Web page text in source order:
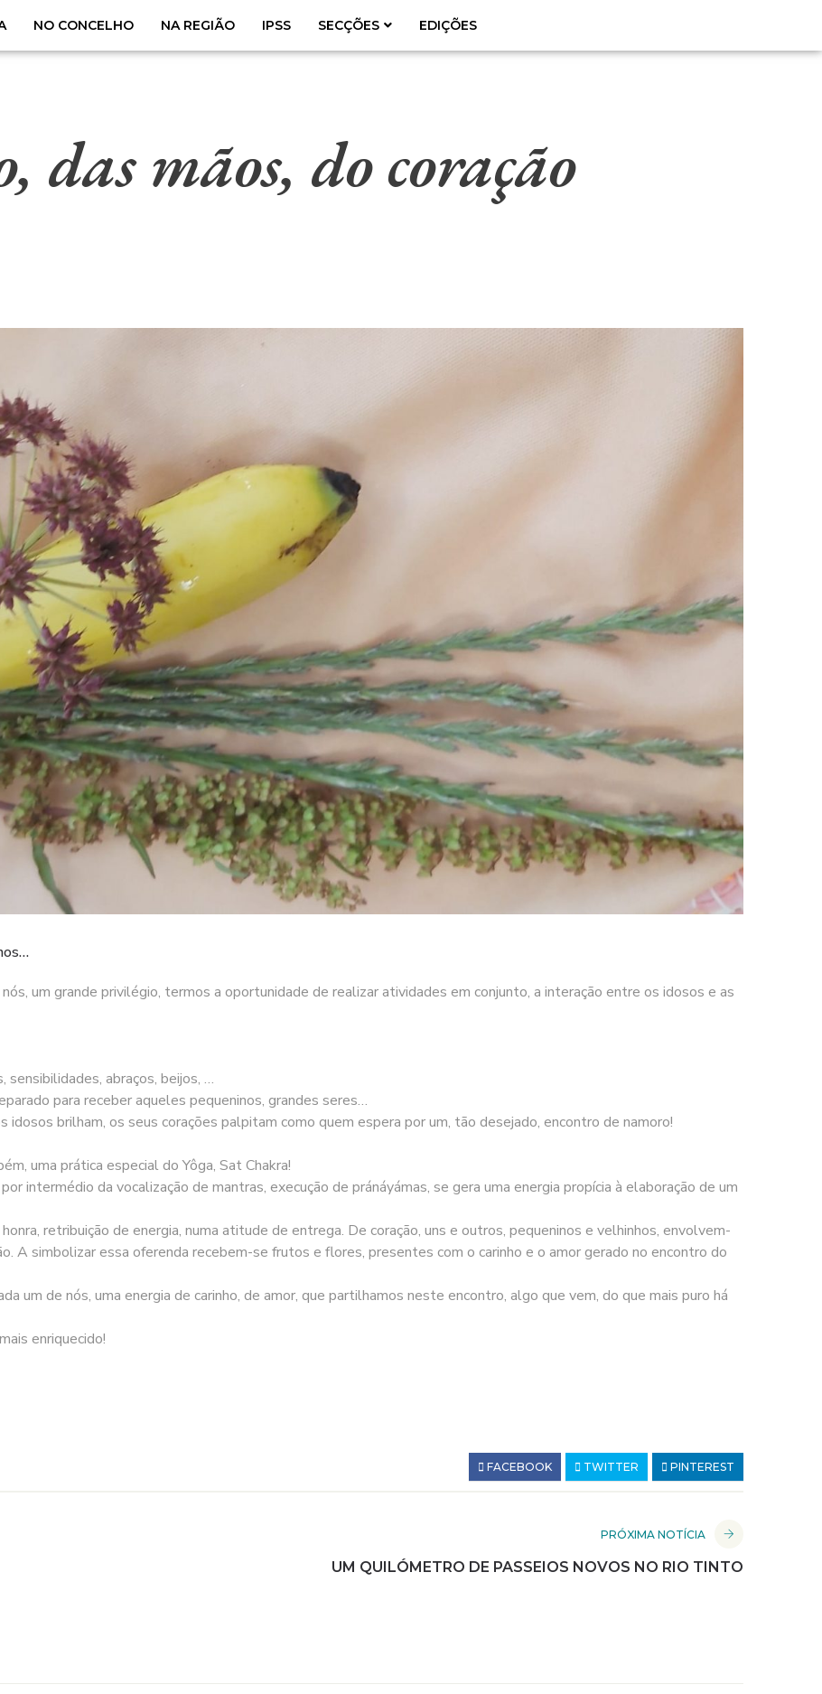
NO CONCELHO NA REGIÃO IPSS SECÇÕES EDIÇÕES
das mãos, do coração
um grande privilégio, termos a oportunidade de realizar atividades em conjunto, a interação entre os idosos e as
sensibilidades, abraços, beijos, …
para receber aqueles pequeninos, grandes seres…
idosos brilham, os seus corações palpitam como quem espera por um, tão desejado, encontro de namoro!
uma prática especial do Yôga, Sat Chakra!
intermédio da vocalização de mantras, execução de pránáyámas, se gera uma energia propícia à elaboração de um
retribuição de energia, numa atitude de entrega. De coração, uns e outros, pequeninos e velhinhos, envolvem-
A simbolizar essa oferenda recebem-se frutos e flores, presentes com o carinho e o amor gerado no encontro do
um de nós, uma energia de carinho, de amor, que partilhamos neste encontro, algo que vem, do que mais puro há
enriquecido!
FACEBOOK TWITTER PINTEREST
PRÓXIMA NOTÍCIA
UM QUILÓMETRO DE PASSEIOS NOVOS NO RIO TINTO